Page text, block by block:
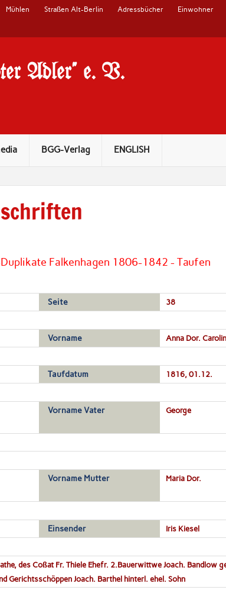
Mühlen Straßen Alt-Berlin Adressbücher Einwohner
Adler" e. V.
BGG-Verlag ENGLISH
Falkenhagen 1806-1842 - Taufen
Seite 38
Vorname Anna Dor.
Taufdatum 1816, 01.12.
Vorname Vater George
Vorname Mutter Maria Dor.
Einsender Iris Kiesel
des Coßat Fr. Thiele Ehefr. 2.Bauerwittwe Joach. Bandlow
Gerichtsschöppen Joach. Barthel hinterl. ehel. Sohn